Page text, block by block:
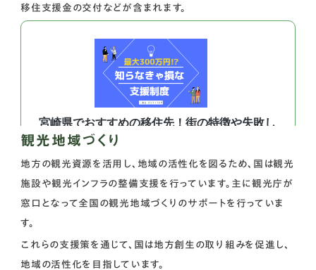
移住支援金の交付などが含まれます。
観光地域づくり
地方の観光資源を活用し、地域の活性化を図るため、国は観光
施設や観光インフラの整備支援を行っています。主に観光庁が
窓口となって全国の観光地域づくりのサポートを行っていま
す。
これらの支援策を通じて、国は地方創生の取り組みを促進し、
地域の活性化を目指しています。